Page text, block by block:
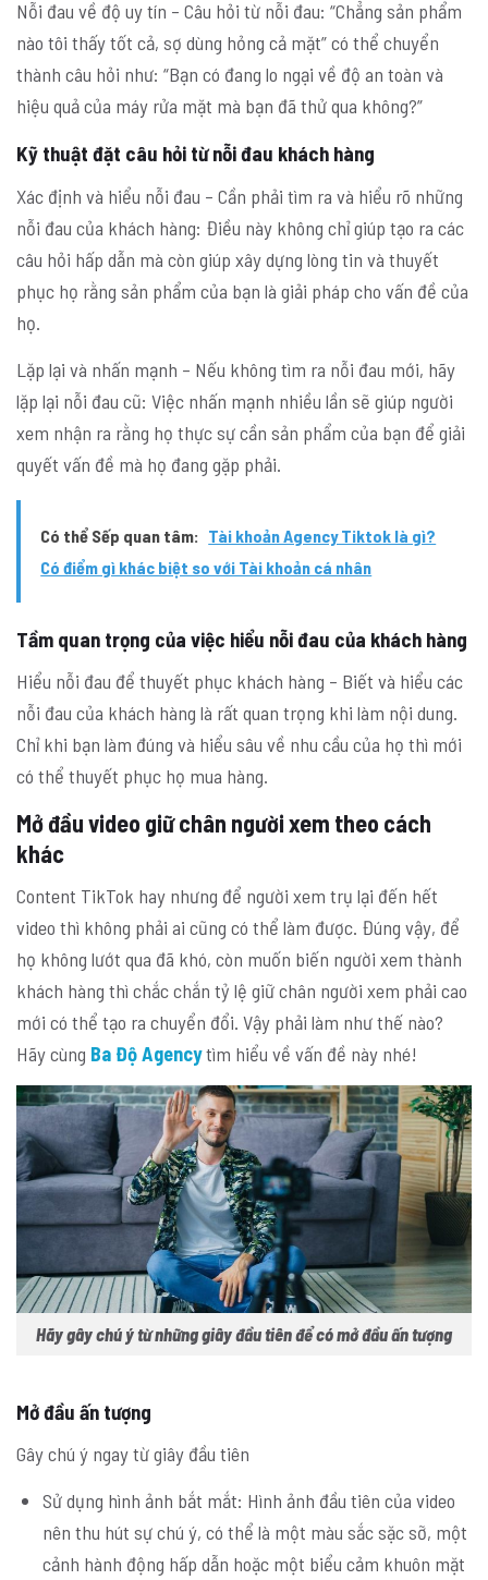
Nỗi đau về độ uy tín – Câu hỏi từ nỗi đau: “Chẳng sản phẩm
nào tôi thấy tốt cả, sợ dùng hỏng cả mặt” có thể chuyển
thành câu hỏi như: “Bạn có đang lo ngại về độ an toàn và
hiệu quả của máy rửa mặt mà bạn đã thử qua không?”
Kỹ thuật đặt câu hỏi từ nỗi đau khách hàng
Xác định và hiểu nỗi đau – Cần phải tìm ra và hiểu rõ những
nỗi đau của khách hàng: Điều này không chỉ giúp tạo ra các
câu hỏi hấp dẫn mà còn giúp xây dựng lòng tin và thuyết
phục họ rằng sản phẩm của bạn là giải pháp cho vấn đề của
họ.
Lặp lại và nhấn mạnh – Nếu không tìm ra nỗi đau mới, hãy
lặp lại nỗi đau cũ: Việc nhấn mạnh nhiều lần sẽ giúp người
xem nhận ra rằng họ thực sự cần sản phẩm của bạn để giải
quyết vấn đề mà họ đang gặp phải.
Có thể Sếp quan tâm: Tài khoản Agency Tiktok là gì?
Có điểm gì khác biệt so với Tài khoản cá nhân
Tầm quan trọng của việc hiểu nỗi đau của khách hàng
Hiểu nỗi đau để thuyết phục khách hàng – Biết và hiểu các
nỗi đau của khách hàng là rất quan trọng khi làm nội dung.
Chỉ khi bạn làm đúng và hiểu sâu về nhu cầu của họ thì mới
có thể thuyết phục họ mua hàng.
Mở đầu video giữ chân người xem theo cách
khác
Content TikTok hay nhưng để người xem trụ lại đến hết
video thì không phải ai cũng có thể làm được. Đúng vậy, để
họ không lướt qua đã khó, còn muốn biến người xem thành
khách hàng thì chắc chắn tỷ lệ giữ chân người xem phải cao
mới có thể tạo ra chuyển đổi. Vậy phải làm như thế nào?
Hãy cùng Ba Độ Agencytìm hiểu về vấn đề này nhé!
Hãy gây chú ý từ những giây đầu tiên để có mở đầu ấn tượng
Mở đầu ấn tượng
Gây chú ý ngay từ giây đầu tiên
Sử dụng hình ảnh bắt mắt: Hình ảnh đầu tiên của video
nên thu hút sự chú ý, có thể là một màu sắc sặc sỡ, một
cảnh hành động hấp dẫn hoặc một biểu cảm khuôn mặt